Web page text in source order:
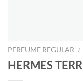
PERFUME REGULAR /
HERMES